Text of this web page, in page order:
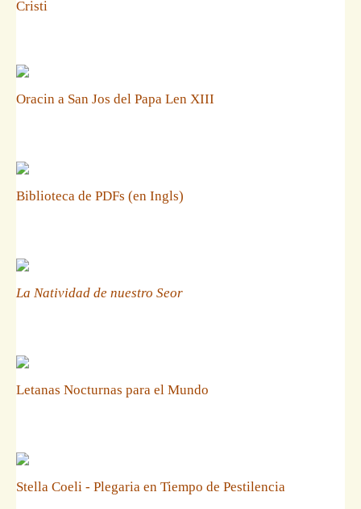
Cristi
Oracin a San Jos del Papa Len XIII
Biblioteca de PDFs (en Ingls)
La Natividad de nuestro Seor
Letanas Nocturnas para el Mundo
Stella Coeli - Plegaria en Tiempo de Pestilencia